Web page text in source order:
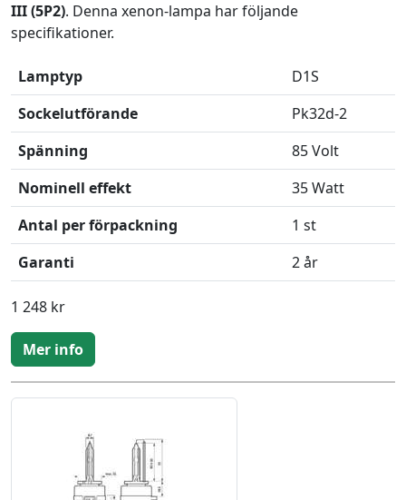
III (5P2). Denna xenon-lampa har följande
specifikationer.
Lamptyp
D1S
Sockelutförande
Pk32d-2
Spänning
85 Volt
Nominell effekt
35 Watt
Antal per förpackning
1 st
Garanti
2 år
1 248 kr
Mer info